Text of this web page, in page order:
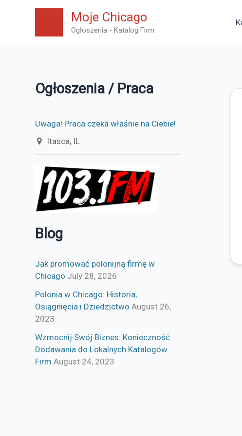
Moje Chicago
Ogłoszenia - Katalog Firm
Ogłoszenia / Praca
Uwaga! Praca czeka właśnie na Ciebie!
Itasca, IL
Blog
Jak promować polonijną firmę w
Chicago July 28, 2026
Polonia w Chicago: Historia,
Osiągnięcia i Dziedzictwo August 26,
2023
Wzmocnij Swój Biznes: Konieczność
Dodawania do Lokalnych Katalogów
Firm August 24, 2023